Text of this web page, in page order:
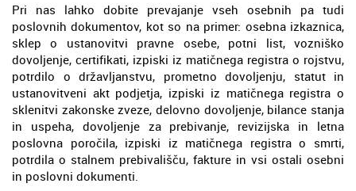
Pri nas lahko dobite prevajanje vseh osebnih pa tudi
poslovnih dokumentov, kot so na primer: osebna izkaznica,
sklep o ustanovitvi pravne osebe, potni list, vozniško
dovoljenje, certifikati, izpiski iz matičnega registra o rojstvu,
potrdilo o državljanstvu, prometno dovoljenju, statut in
ustanovitveni akt podjetja, izpiski iz matičnega registra o
sklenitvi zakonske zveze, delovno dovoljenje, bilance stanja
in uspeha, dovoljenje za prebivanje, revizijska in letna
poslovna poročila, izpiski iz matičnega registra o smrti,
potrdila o stalnem prebivališču, fakture in vsi ostali osebni
in poslovni dokumenti.